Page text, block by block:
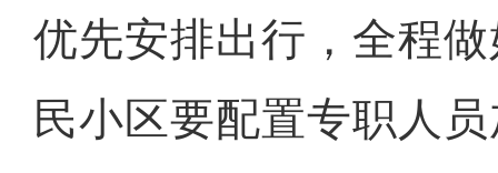
优先安排出行，全程
民小区要配置专职人